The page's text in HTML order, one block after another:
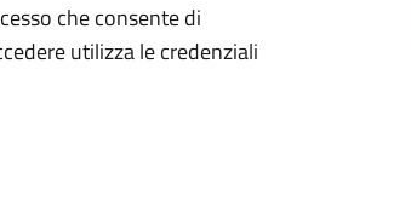
che consente di
utilizza le credenziali